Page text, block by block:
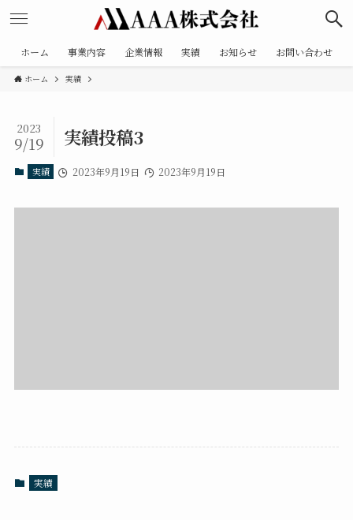
ホーム 事業内容 企業情報 実績 お知らせ お問い合わせ
ホーム 実績
実績投稿3
2023
9/19
実績 2023年9月19日 2023年9月19日
実績